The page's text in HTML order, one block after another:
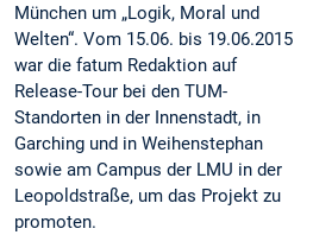
München um „Logik, Moral und
Welten“. Vom 15.06. bis 19.06.2015
war die fatum Redaktion auf
Release-Tour bei den TUM-
Standorten in der Innenstadt, in
Garching und in Weihenstephan
sowie am Campus der LMU in der
Leopoldstraße, um das Projekt zu
promoten.